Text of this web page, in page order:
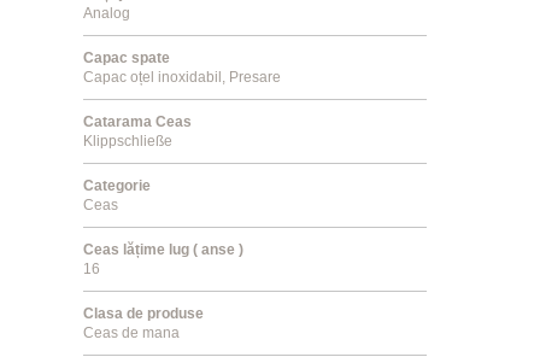
Analog
Capac spate
Capac oțel inoxidabil, Presare
Catarama Ceas
Klippschließe
Categorie
Ceas
Ceas lățime lug ( anse )
16
Clasa de produse
Ceas de mana